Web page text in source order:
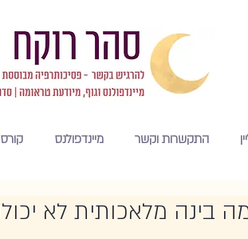
התקשרות וקשר מיינדפולנס
בינה מלאכותית לא